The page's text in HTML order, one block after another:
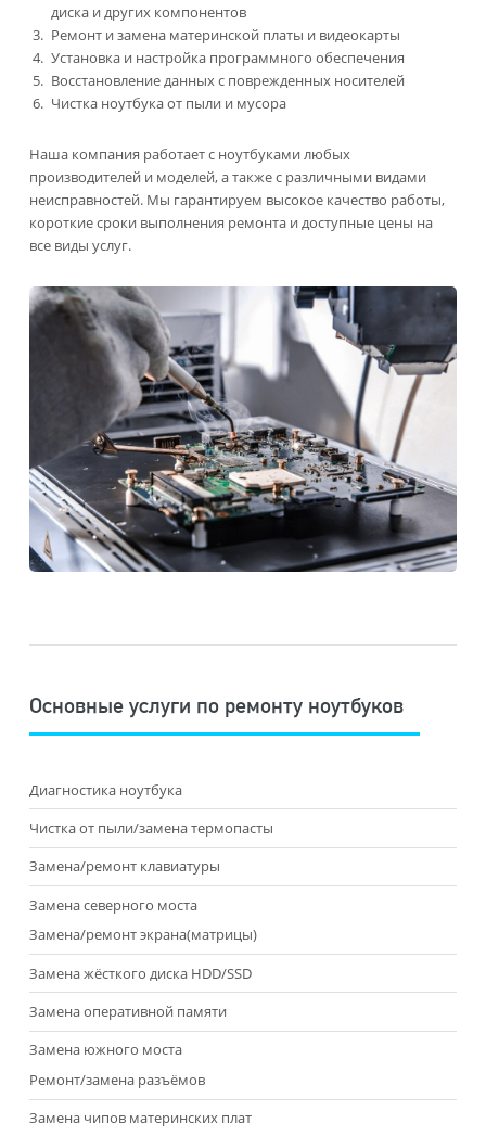
диска и других компонентов
Ремонт и замена материнской платы и видеокарты
Установка и настройка программного обеспечения
Восстановление данных с поврежденных носителей
Чистка ноутбука от пыли и мусора
Наша компания работает с ноутбуками любых
производителей и моделей, а также с различными видами
неисправностей. Мы гарантируем высокое качество работы,
короткие сроки выполнения ремонта и доступные цены на
все виды услуг.
Основные услуги по ремонту ноутбуков
Диагностика ноутбука
Чистка от пыли/замена термопасты
Замена/ремонт клавиатуры
Замена северного моста
Замена/ремонт экрана(матрицы)
Замена жёсткого диска HDD/SSD
Замена оперативной памяти
Замена южного моста
Ремонт/замена разъёмов
Замена чипов материнских плат